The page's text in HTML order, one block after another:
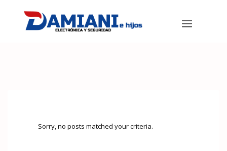
Sorry, no posts matched your criteria.